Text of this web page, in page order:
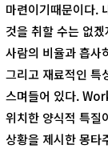
마련이기때문이다.
것을 취할 수는 없
사람의 비율과 흡
그리고 재료적인 특
스며들어 있다.
위치한 양식적 특질
상황을 제시한 몽타